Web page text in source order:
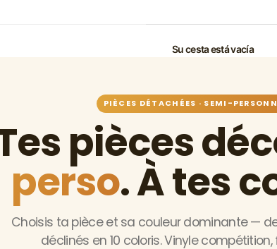
Su cesta está vacía
PIÈCES DÉTACHÉES · SEMI-
pièces
perso. À tes
Choisis ta pièce et sa couleur dominante —
déclinés en 10 coloris. Vinyle